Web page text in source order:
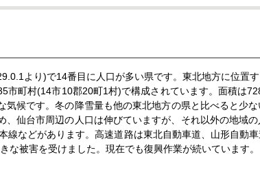
より)で14番目に人口が多い県です。東北地方に位置
市町村(14市10郡20町1村)で構成されています。面積は
気候です。冬の降雪量も他の東北地方の県と比べると少
、仙台市周辺の人口は伸びていますが、それ以外の地域
線などがあります。高速道路は東北自動車道、山形自動
な被害を受けました。現在でも復興作業が続いています。